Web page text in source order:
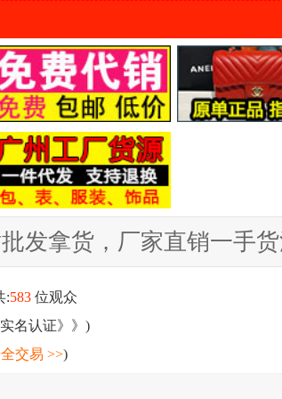
发拿货，厂家直销一手
:583 位观众
名认证》》 )
交易 >>)